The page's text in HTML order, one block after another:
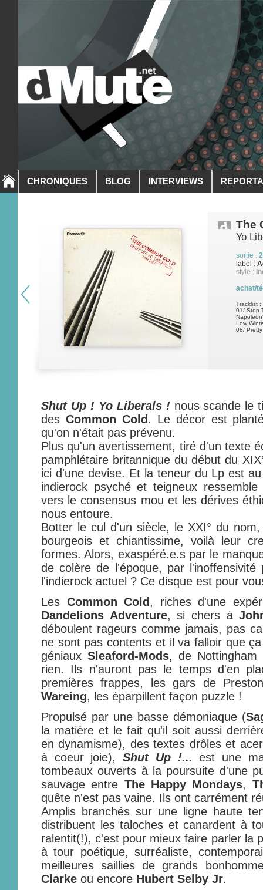
CHRONIQUES BLOG INTERVIEWS
The
Yo
sortie :
label :
style :
achat/
Tracklist :
01/ Stop
Low
08/
Shut Up ! Yo Liberals !nous scande le
des Common Cold . Le décor est
qu'on n'était pas prévenu.
Plus qu'un avertissement, tiré d'un texte
pamphlétaire britannique du début du
ici d'une devise. Et la teneur du Lp est
indierock psyché et teigneux
vers le consensus mou et les dérives
nous entoure.
Botter le cul d'un siècle, le XXI° du
bourgeois et chiantissime, voilà leur
formes. Alors, exaspéré.e.s par le
de colère de l'époque, par
l'indierock actuel ? Ce disque est pour
Les Common Cold , riches d'une
Dandelions Adventure, si chers à
déboulent rageurs comme jamais, pas
ne sont pas contents et il va falloir que
géniaux Sleaford-Mods, de Nottingham
rien. Ils n'auront pas le temps d'en
premières frappes, les gars de
Wareing, les éparpillent façon puzzle !
Propulsé par une basse démoniaque (
la matière et le fait qu'il soit aussi
en dynamisme), des textes drôles et
à coeur joie),Shut Up !... est une
tombeaux ouverts à la poursuite d'une
sauvage entre The Happy Mondays,
quête n'est pas vaine. Ils ont carrément
Amplis branchés sur une ligne haute
distribuent les taloches et canardent à
ralentit(!), c'est pour mieux faire parler la
à tour poétique, surréaliste,
meilleures saillies de grands
Clarke ou encore Hubert Selby Jr.